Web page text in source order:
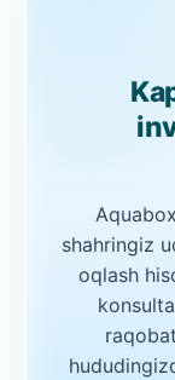
shahringiz
oqlash